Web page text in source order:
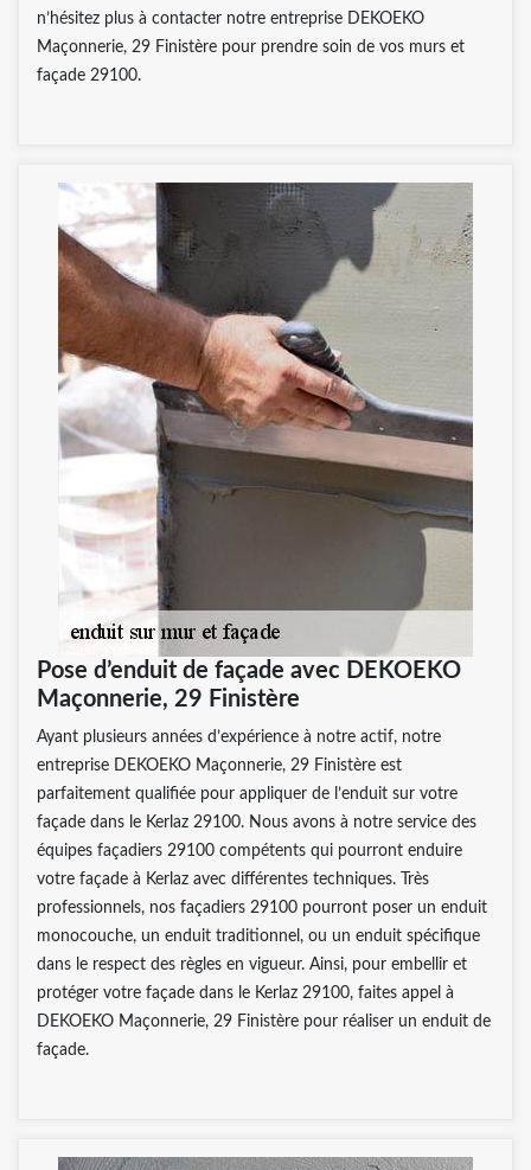
n’hésitez plus à contacter notre entreprise DEKOEKO
Maçonnerie, 29 Finistère pour prendre soin de vos murs et
façade 29100.
Pose d’enduit de façade avec DEKOEKO
Maçonnerie, 29 Finistère
Ayant plusieurs années d’expérience à notre actif, notre
entreprise DEKOEKO Maçonnerie, 29 Finistère est
parfaitement qualifiée pour appliquer de l’enduit sur votre
façade dans le Kerlaz 29100. Nous avons à notre service des
équipes façadiers 29100 compétents qui pourront enduire
votre façade à Kerlaz avec différentes techniques. Très
professionnels, nos façadiers 29100 pourront poser un enduit
monocouche, un enduit traditionnel, ou un enduit spécifique
dans le respect des règles en vigueur. Ainsi, pour embellir et
protéger votre façade dans le Kerlaz 29100, faites appel à
DEKOEKO Maçonnerie, 29 Finistère pour réaliser un enduit de
façade.